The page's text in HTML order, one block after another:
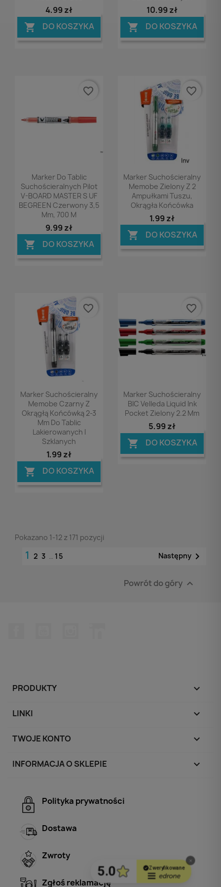
4,99 zł
 DO KOSZYKA
10,99 zł
 DO KOSZYKA
Podgląd
Marker Do Tablic
Suchościeralnych Pilot
V-BOARD MASTER S UF
BEGREEN Czerwony 3,5
Mm, 700 M
9,99 zł
 DO KOSZYKA
favorite_border
Podgląd
Marker Suchościeralny
Memobe Zielony Z 2
Ampułkami Tuszu,
Okrągła Końcówka
1,99 zł
 DO KOSZYKA
favorite_border
Podgląd
Marker Suchościeralny
Memobe Czarny Z
Okrągłą Końcówką 2-3
Mm Do Tablic
Lakierowanych I
Szklanych
1,99 zł
 DO KOSZYKA
favorite_border
Podgląd
Marker Suchościeralny
BIC Velleda Liquid Ink
Pocket Zielony 2.2 Mm
5,99 zł
 DO KOSZYKA
favorite_border
Pokazano 1-12 z 171 pozycji
1 2 3 … 15 Następny 
Powrót do góry 
PRODUKTY 
LINKI 
TWOJE KONTO 
INFORMACJA O SKLEPIE keyboard_arrow_down
Polityka prywatności
Dostawa
Zwroty
Zgłoś reklamację